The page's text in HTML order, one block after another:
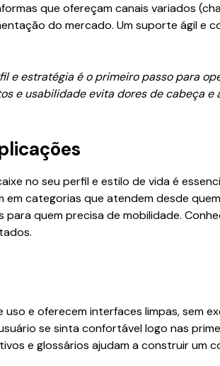
que ofereçam canais variados
do mercado. Um suporte ágil e
e estratégia é o primeiro passo para
e usabilidade evita dores de cabeça e
no seu perfil e estilo de vida é
em categorias que atendem desde
quem precisa de mobilidade.
e oferecem interfaces limpas, sem
se sinta confortável logo nas
e glossários ajudam a construir um